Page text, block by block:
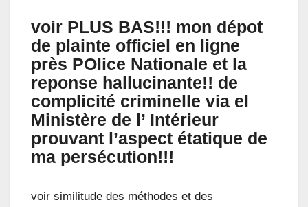
voir PLUS BAS!!! mon dépot
de plainte officiel en ligne
près POlice Nationale et la
reponse hallucinante!! de
complicité criminelle via el
Ministère de l’ Intérieur
prouvant l’aspect étatique de
ma persécution!!!
voir similitude des méthodes et des